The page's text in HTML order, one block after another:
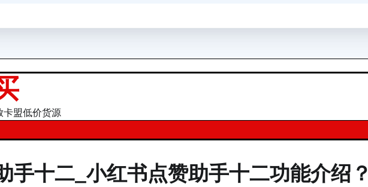
卡盟低价货源
手十二_小红书点赞助手十二功能介绍？